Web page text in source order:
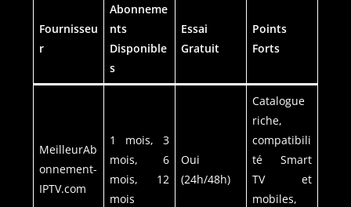
Fournisseu
r
Abonneme
nts
Disponible
s
Essai
Gratuit
Points
Forts
MeilleurAb
onnement-
IPTV.com
1 mois, 3
mois, 6
mois, 12
mois
Oui
(24h/48h)
Catalogue
riche,
compatibili
té Smart
TV et
mobiles,